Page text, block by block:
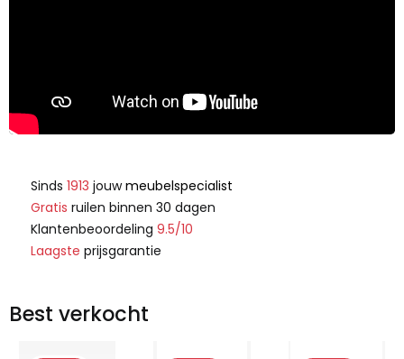
Sinds 1913 jouwmeubelspecialist
Gratis ruilen binnen 30 dagen
Klantenbeoordeling 9.5/10
Laagste prijsgarantie
Best verkocht